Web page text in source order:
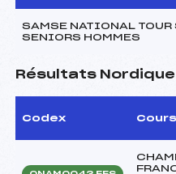
SAMSE NATIONAL TOUR
SENIORS HOMMES
Résultats
Codex